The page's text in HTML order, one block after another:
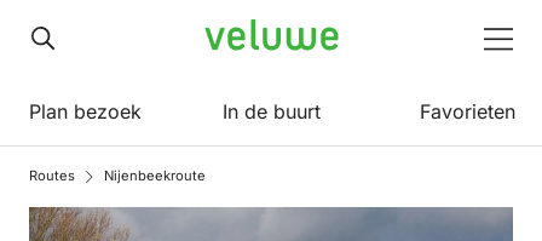
Veluwe
Plan bezoek In de buurt Favorieten
Routes Nijenbeekroute